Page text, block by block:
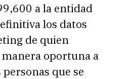
a la entidad
los datos
de quien
oportuna a
que se